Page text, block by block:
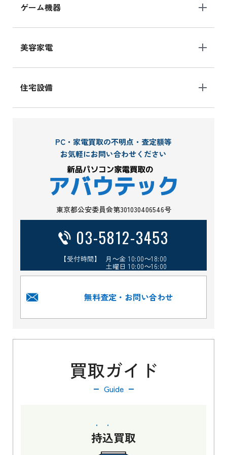
ゲーム機器
美容家電
住宅設備
PC・家電買取の不明点・査定額等
お気軽にお問い合わせください
東京都公安委員会第301030406546号
03-5812-3453
【受付時間】 月～金 10:00～18:00
土曜日 10:00～16:00
無料査定・お問い合わせ
買取ガイド
Guide
持込買取